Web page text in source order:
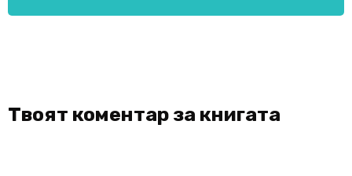
Твоят коментар за книгата